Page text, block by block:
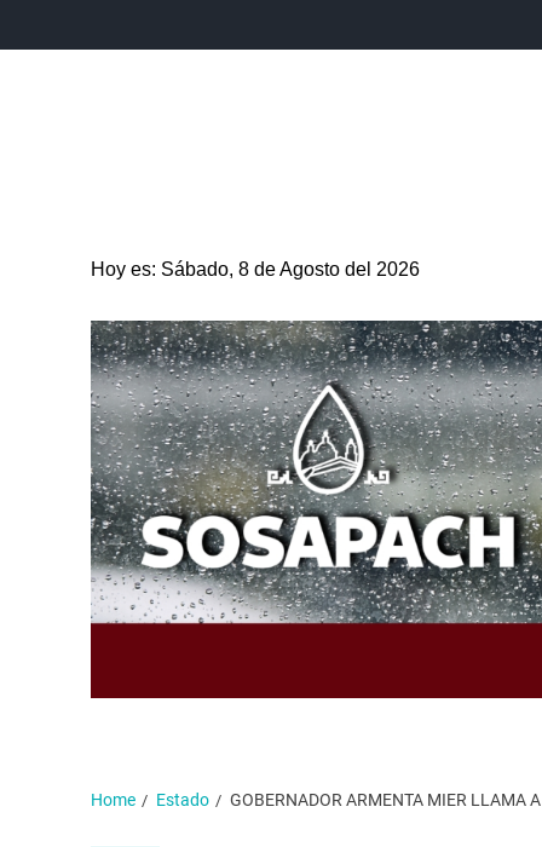
ENTRETENIMIENTO SALUD DEPORTES
Hoy es: Sábado, 8 de Agosto del 2026
Home Estado GOBERNADOR ARMENTA MIER LLAMA